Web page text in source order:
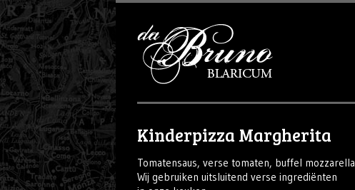
Kinderpizza Margherita
Tomatensaus, verse tomaten, buffel mozzarella
Wij gebruiken uitsluitend verse ingrediënten